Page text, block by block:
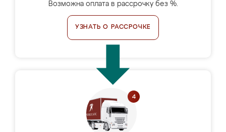
Возможна оплата в рассрочку без %.
УЗНАТЬ О РАССРОЧКЕ